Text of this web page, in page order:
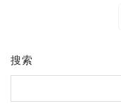
搜索